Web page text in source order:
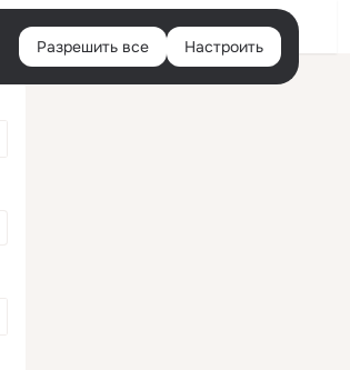
Войти
Разрешить все Настроить